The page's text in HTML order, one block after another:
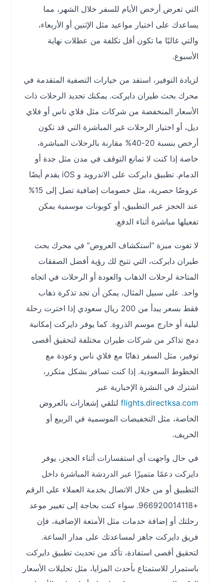
التي تعرض أرخص الأيام للسفر خلال الشهر، مما
يساعدك على اختيار مواعيد مثل الإثنين أو الأربعاء،
والتي غالبًا ما تكون أقل تكلفة من عطلات نهاية
الأسبوع.
لزيادة التوفير، استفد من خيارات التصفية المتقدمة في
محرك بحث طيران دايركت. يمكنك تحديد الرحلات ذات
الأسعار المنخفضة من شركات مثل فلاي ناس أو فلاي
ديل، أو اختيار الرحلات غير المباشرة التي قد تكون
أرخص بنسبة 20-40% مقارنة بالرحلات المباشرة،
خاصة إذا كنت لا تمانع التوقف في مدن مثل جدة أو
الدمام. تطبيق دايركت على الاندرويد و iOS يقدم أيضًا
عروضًا حصرية، مثل خصومات إضافية تصل إلى 15%
عند الحجز عبر التطبيق، أو كوبونات موسمية يمكن
تفعيلها مباشرة أثناء الدفع.
لا تفوت ميزة “استكشاف العروض” في محرك بحث
طيران دايركت، التي تتيح لك رؤية أفضل الصفقات
المتاحة لرحلات الذهاب والعودة أو الرحلات في اتجاه
واحد. على سبيل المثال، يمكن أن تجد تذكرة ذهاب
فقط بسعر يبدأ من 200 ريال سعودي إذا اخترت رحلة
ليلية أو خارج موسم الذروة. كما يوفر دايركت إمكانية
دمج تذاكر من شركات طيران مختلفة لتحقيق أقصى
توفير، مثل السفر ذهابًا مع فلاي ناس وعودة مع
الخطوط السعودية. إذا كنت تسافر بشكل متكرر،
اشترك في النشرة الإخبارية عبر
flights.directksa.comلتلقي إشعارات بالعروض
الخاصة، مثل التخفيضات الموسمية في الربيع أو
الخريف.
في حال واجهت أي استفسارات أثناء الحجز، يوفر
دايركت دعمًا متميزًا عبر الدردشة المباشرة داخل
التطبيق أو من خلال الاتصال بخدمة العملاء على الرقم
+966920014118. سواء كنت بحاجة إلى تغيير موعد
رحلتك أو إضافة خدمات مثل الأمتعة الإضافية، فإن
فريق دايركت جاهز لمساعدتك على مدار الساعة.
لتحقيق أقصى استفادة، تأكد من تحديث تطبيق دايركت
باستمرار للاستمتاع بأحدث المزايا، مثل تحليلات الأسعار